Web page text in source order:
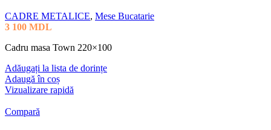
CADRE METALICE, Mese Bucatarie
3 100 MDL
Cadru masa Town 220×100
Adăugați la lista de dorințe
Adaugă în coș
Vizualizare rapidă
Compară